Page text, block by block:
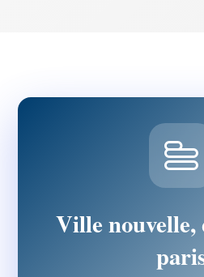
Ville nouvelle,